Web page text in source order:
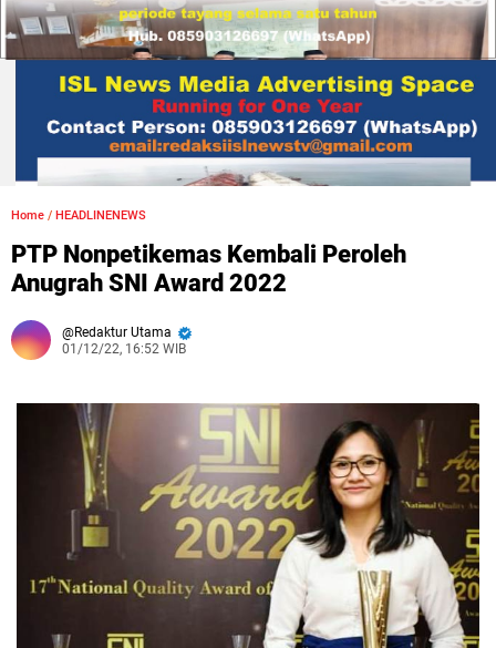
Home / HEADLINENEWS
PTP Nonpetikemas Kembali Peroleh
Anugrah SNI Award 2022
Redaktur Utama
01/12/22, 16:52 WIB